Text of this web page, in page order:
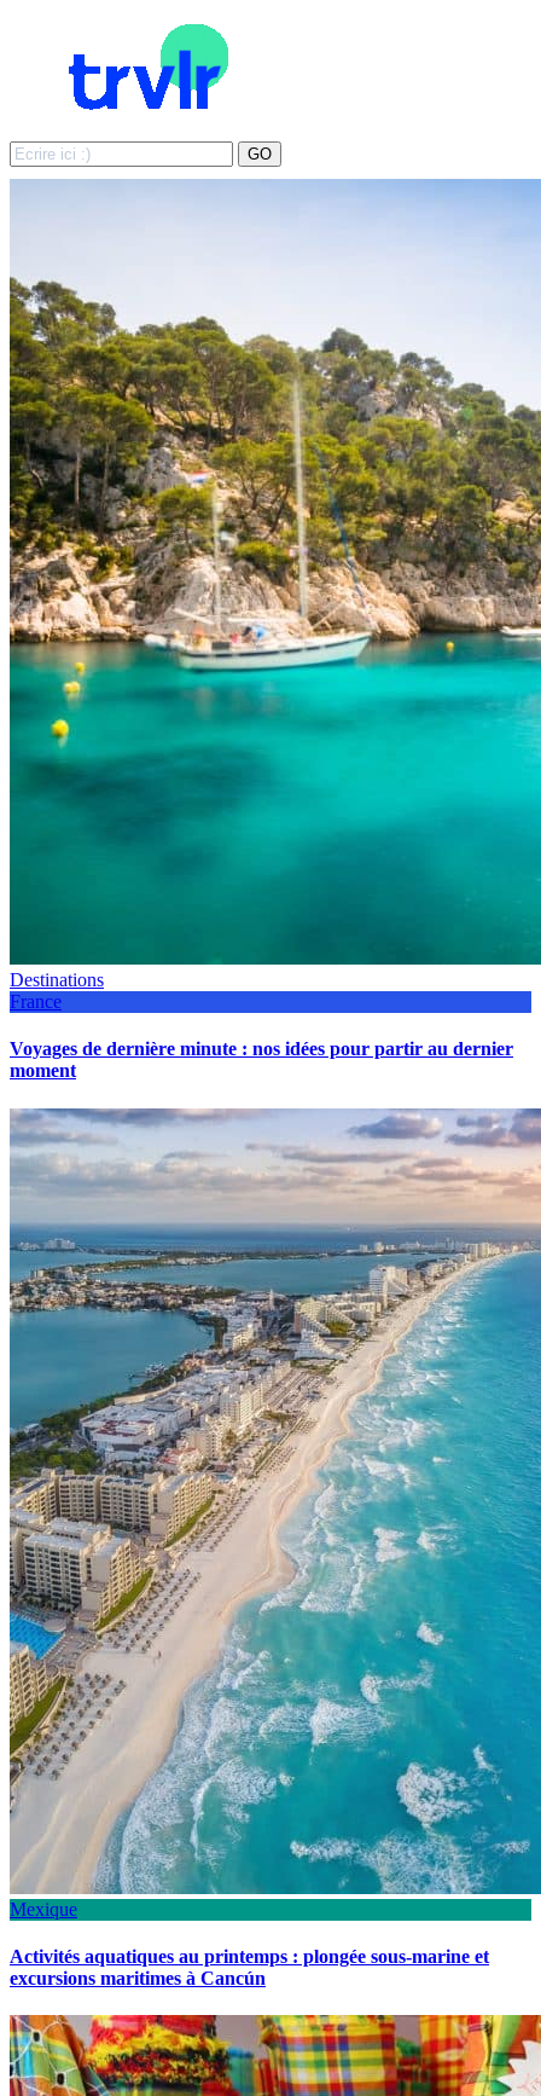
Search
for:
GO
Destinations
France
Voyages de dernière minute : nos idées pour partir au dernier
moment
Mexique
Activités aquatiques au printemps : plongée sous-marine et
excursions maritimes à Cancún